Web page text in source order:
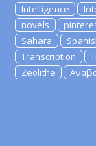
Intelligence
novels
Sahara
Transcription
Zeolithe